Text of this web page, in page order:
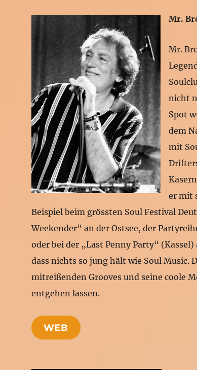
Mr.
Mr.
nicht
Spot
dem
mit
er mit
Beispiel beim grössten Soul Festival
Weekender“ an der Ostsee, der
oder bei der „Last Penny Party“
dass nichts so jung hält wie Soul Music.
mitreißenden Grooves und seine coole
entgehen lassen.
WEB